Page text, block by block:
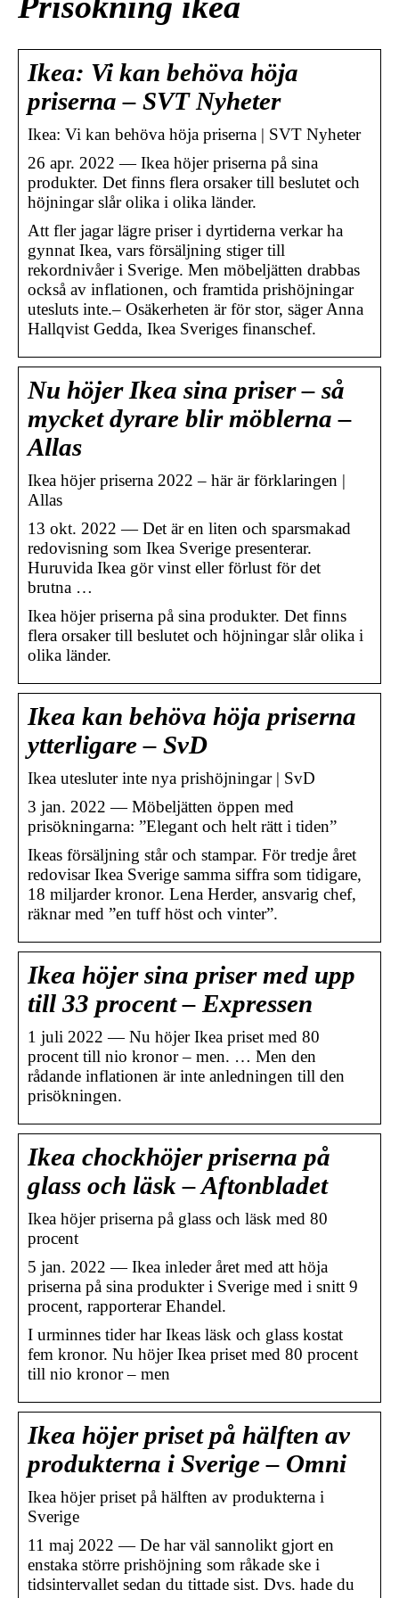
Ikea: Vi kan behöva höja
priserna – SVT Nyheter
Ikea: Vi kan behöva höja priserna | SVT Nyheter
26 apr. 2022 — Ikea höjer priserna på sina
produkter. Det finns flera orsaker till beslutet och
höjningar slår olika i olika länder.
Att fler jagar lägre priser i dyrtiderna verkar ha
gynnat Ikea, vars försäljning stiger till
rekordnivåer i Sverige. Men möbeljätten drabbas
också av inflationen, och framtida prishöjningar
utesluts inte.– Osäkerheten är för stor, säger Anna
Hallqvist Gedda, Ikea Sveriges finanschef.
Nu höjer Ikea sina priser – så
mycket dyrare blir möblerna –
Allas
Ikea höjer priserna 2022 – här är förklaringen |
Allas
13 okt. 2022 — Det är en liten och sparsmakad
redovisning som Ikea Sverige presenterar.
Huruvida Ikea gör vinst eller förlust för det
brutna …
Ikea höjer priserna på sina produkter. Det finns
flera orsaker till beslutet och höjningar slår olika i
olika länder.
Ikea kan behöva höja priserna
ytterligare – SvD
Ikea utesluter inte nya prishöjningar | SvD
3 jan. 2022 — Möbeljätten öppen med
prisökningarna: ”Elegant och helt rätt i tiden”
Ikeas försäljning står och stampar. För tredje året
redovisar Ikea Sverige samma siffra som tidigare,
18 miljarder kronor. Lena Herder, ansvarig chef,
räknar med ”en tuff höst och vinter”.
Ikea höjer sina priser med upp
till 33 procent – Expressen
1 juli 2022 — Nu höjer Ikea priset med 80
procent till nio kronor – men. … Men den
rådande inflationen är inte anledningen till den
prisökningen.
Ikea chockhöjer priserna på
glass och läsk – Aftonbladet
Ikea höjer priserna på glass och läsk med 80
procent
5 jan. 2022 — Ikea inleder året med att höja
priserna på sina produkter i Sverige med i snitt 9
procent, rapporterar Ehandel.
I urminnes tider har Ikeas läsk och glass kostat
fem kronor. Nu höjer Ikea priset med 80 procent
till nio kronor – men
Ikea höjer priset på hälften av
produkterna i Sverige – Omni
Ikea höjer priset på hälften av produkterna i
Sverige
11 maj 2022 — De har väl sannolikt gjort en
enstaka större prishöjning som råkade ske i
tidsintervallet sedan du tittade sist. Dvs. hade du